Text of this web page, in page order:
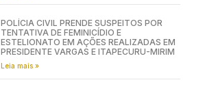
POLÍCIA CIVIL PRENDE SUSPEITOS POR
TENTATIVA DE FEMINICÍDIO E
ESTELIONATO EM AÇÕES REALIZADAS EM
PRESIDENTE VARGAS E ITAPECURU-MIRIM
Leia mais »